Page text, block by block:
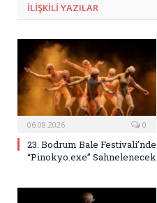
ILIŞKILI YAZILAR
06.08.2026 0
23. Bodrum Bale Festivali’nde
“Pinokyo.exe” Sahnelenecek